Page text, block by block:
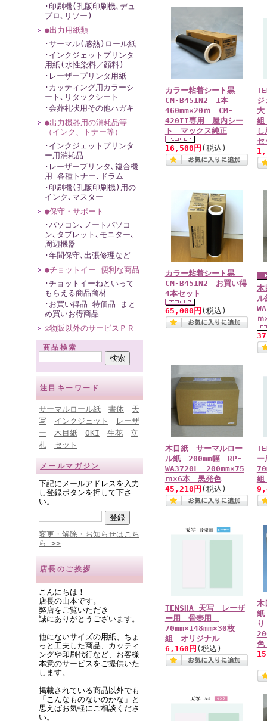
･印刷機(孔版印刷機､デュ
プロ､リソー)
●出力用紙類
･サーマル(感熱)ロール紙
･インクジェットプリンタ
用紙(水性染料／顔料)
･レーザープリンタ用紙
･カッティング用カラーシ
ート､リタックシート
･会葬礼状用その他ハガキ
●出力機器用の消耗品等
（インク、トナー等）
･インクジェットプリンタ
ー用消耗品
･レーザープリンタ､複合機
用 各種トナー､ドラム
･印刷機(孔版印刷機)用の
インク､マスター
●保守・サポート
･パソコン､ノートパソコ
ン､タブレット､モニター､
周辺機器
･年間保守､出張修理など
●チョットイー 便利な商品
･チョットイーねといって
もらえる商品商材
･お買い得品 特価品 まと
め買いお得商品
◎物販以外のサービスＰＲ
商品検索
注目キーワード
サーマルロール紙 書体
天
写
インクジェット
レーザ
ー
木目紙 OKI 生花
立
札
セット
メールマガジン
下記にメールアドレスを入力
し登録ボタンを押して下さ
い。
変更・解除・お知らせはこち
ら >>
店長のご挨拶
こんにちは！
店長の山本です。
弊店をご覧いただき
誠にありがとうございます。
他にないサイズの用紙、ちょ
っと工夫した商品、カッティ
ングや印刷代行など、お客様
本意のサービスをご提供いた
します。
掲載されている商品以外でも
「こんなものないのかな」と
思えばお気軽にご相談くださ
い。
カラー粘着シート黒
CM-B451N2 1本
460mm×20ｍ CM-
420II専用 屋内シー
ト マックス純正
16,500円 (税込)
大
セ
カラー粘着シート黒
CM-B451N2 お買い得
4本セット
65,000円 (税込)
木
木目紙 サーマルロー
ル紙 200mm幅 RP-
WA3720L 200mm×75
ｍ×6本 黒発色
45,210円 (税込)
組
TENSHA 天写 レーザ
ー用 骨壺用
70mm×148mm×30枚
組 オリジナル
6,160円 (税込)
木
色